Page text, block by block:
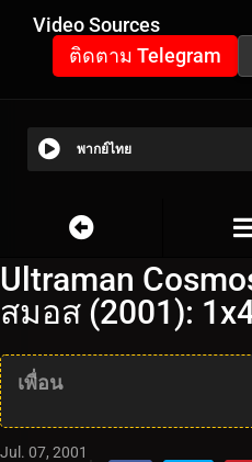
Video Sources
ติดตาม Telegram
พากย์ไทย
Ultraman
สมอส (2001):
เพื่อน
Jul. 07, 2001